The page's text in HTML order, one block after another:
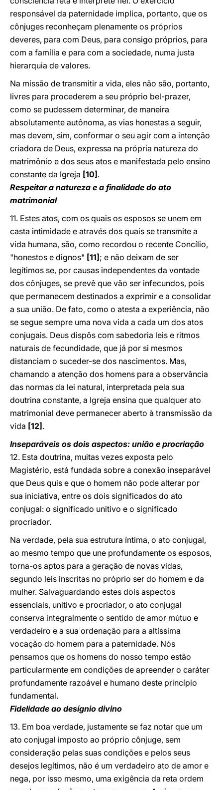
responsável da paternidade implica, portanto, que os
cônjuges reconheçam plenamente os próprios
deveres, para com Deus, para consigo próprios, para
com a família e para com a sociedade, numa justa
hierarquia de valores.
Na missão de transmitir a vida, eles não são, portanto,
livres para procederem a seu próprio bel-prazer,
como se pudessem determinar, de maneira
absolutamente autônoma, as vias honestas a seguir,
mas devem, sim, conformar o seu agir com a intenção
criadora de Deus, expressa na própria natureza do
matrimônio e dos seus atos e manifestada pelo ensino
constante da Igreja [10] .
Respeitar a natureza e a finalidade do ato
matrimonial
11. Estes atos, com os quais os esposos se unem em
casta intimidade e através dos quais se transmite a
vida humana, são, como recordou o recente Concílio,
"honestos e dignos" [11] ; e não deixam de ser
legítimos se, por causas independentes da vontade
dos cônjuges, se prevê que vão ser infecundos, pois
que permanecem destinados a exprimir e a consolidar
a sua união. De fato, como o atesta a experiência, não
se segue sempre uma nova vida a cada um dos atos
conjugais. Deus dispôs com sabedoria leis e ritmos
naturais de fecundidade, que já por si mesmos
distanciam o suceder-se dos nascimentos. Mas,
chamando a atenção dos homens para a observância
das normas da lei natural, interpretada pela sua
doutrina constante, a Igreja ensina que qualquer ato
matrimonial deve permanecer aberto à transmissão da
vida [12] .
Inseparáveis os dois aspectos: união e procriação
12. Esta doutrina, muitas vezes exposta pelo
Magistério, está fundada sobre a conexão inseparável
que Deus quis e que o homem não pode alterar por
sua iniciativa, entre os dois significados do ato
conjugal: o significado unitivo e o significado
procriador.
Na verdade, pela sua estrutura íntima, o ato conjugal,
ao mesmo tempo que une profundamente os esposos,
torna-os aptos para a geração de novas vidas,
segundo leis inscritas no próprio ser do homem e da
mulher. Salvaguardando estes dois aspectos
essenciais, unitivo e procriador, o ato conjugal
conserva integralmente o sentido de amor mútuo e
verdadeiro e a sua ordenação para a altíssima
vocação do homem para a paternidade. Nós
pensamos que os homens do nosso tempo estão
particularmente em condições de apreender o caráter
profundamente razoável e humano deste princípio
fundamental.
Fidelidade ao desígnio divino
13. Em boa verdade, justamente se faz notar que um
ato conjugal imposto ao próprio cônjuge, sem
consideração pelas suas condições e pelos seus
desejos legítimos, não é um verdadeiro ato de amor e
nega, por isso mesmo, uma exigência da reta ordem